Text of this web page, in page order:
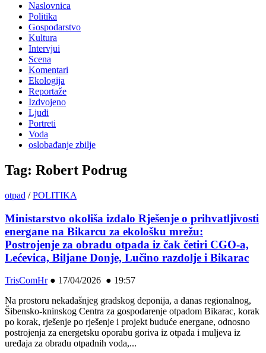
Naslovnica
Politika
Gospodarstvo
Kultura
Intervjui
Scena
Komentari
Ekologija
Reportaže
Izdvojeno
Ljudi
Portreti
Voda
oslobađanje zbilje
Tag: Robert Podrug
otpad /POLITIKA
Ministarstvo okoliša izdalo Rješenje o prihvatljivosti
energane na Bikarcu za ekološku mrežu:
Postrojenje za obradu otpada iz čak četiri CGO-a,
Lećevica, Biljane Donje, Lučino razdolje i Bikarac
TrisComHr● 17/04/2026 ● 19:57
Na prostoru nekadašnjeg gradskog deponija, a danas regionalnog,
Šibensko-kninskog Centra za gospodarenje otpadom Bikarac, korak
po korak, rješenje po rješenje i projekt buduće energane, odnosno
postrojenja za energetsku oporabu goriva iz otpada i muljeva iz
uređaja za obradu otpadnih voda,...